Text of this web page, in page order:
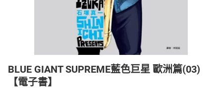
BLUE GIANT SUPREME藍色巨星 歐洲篇(03)
【電子書】